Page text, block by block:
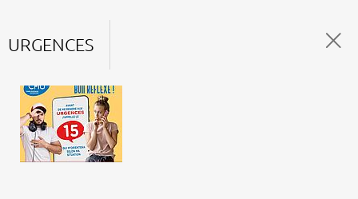
URGENCES